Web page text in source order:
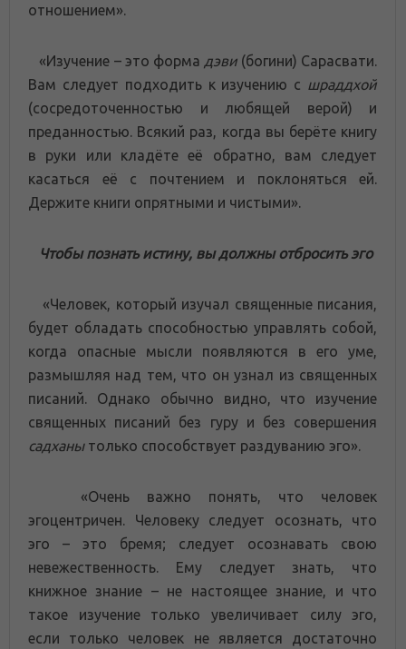
отношением».
«Изучение – это форма дэви(богини) Сарасвати.
Вам следует подходить к изучению с шраддхой
(сосредоточенностью и любящей верой) и
преданностью. Всякий раз, когда вы берёте книгу
в руки или кладёте её обратно, вам следует
касаться её с почтением и поклоняться ей.
Держите книги опрятными и чистыми».
Чтобы познать истину, вы должны отбросить эго
«Человек, который изучал священные писания,
будет обладать способностью управлять собой,
когда опасные мысли появляются в его уме,
размышляя над тем, что он узнал из священных
писаний. Однако обычно видно, что изучение
священных писаний без гуру и без совершения
садханытолько способствует раздуванию эго».
«Очень важно понять, что человек
эгоцентричен. Человеку следует осознать, что
эго – это бремя; следует осознавать свою
невежественность. Ему следует знать, что
книжное знание – не настоящее знание, и что
такое изучение только увеличивает силу эго,
если только человек не является достаточно